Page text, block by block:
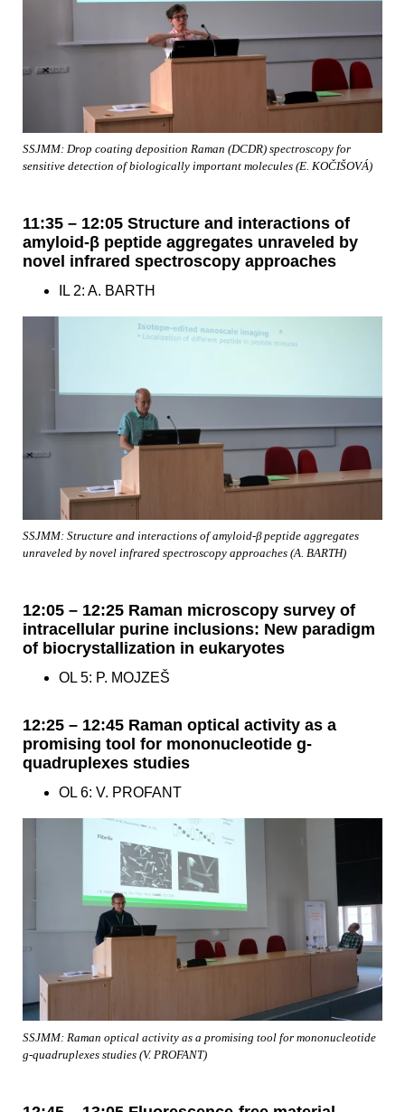
SSJMM: Drop coating deposition Raman (DCDR) spectroscopy for
sensitive detection of biologically important molecules (E. KOČIŠOVÁ)
11:35 – 12:05 Structure and interactions of
amyloid-β peptide aggregates unraveled by
novel infrared spectroscopy approaches
IL 2: A. BARTH
SSJMM: Structure and interactions of amyloid-β peptide aggregates
unraveled by novel infrared spectroscopy approaches (A. BARTH)
12:05 – 12:25 Raman microscopy survey of
intracellular purine inclusions: New paradigm
of biocrystallization in eukaryotes
OL 5: P. MOJZEŠ
12:25 – 12:45 Raman optical activity as a
promising tool for mononucleotide g-
quadruplexes studies
OL 6: V. PROFANT
SSJMM: Raman optical activity as a promising tool for mononucleotide
g-quadruplexes studies (V. PROFANT)